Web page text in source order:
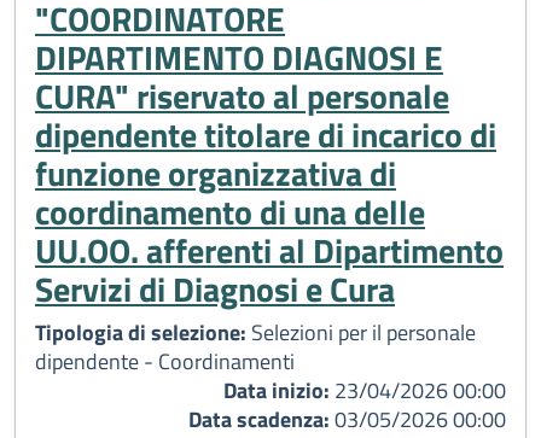
"COORDINATORE
DIPARTIMENTO DIAGNOSI E
CURA" riservato al personale
dipendente titolare di incarico di
funzione organizzativa di
coordinamento di una delle
UU.OO. afferenti al Dipartimento
Servizi di Diagnosi e Cura
Tipologia di selezione: Selezioni per il personale
dipendente - Coordinamenti
Data inizio: 23/04/2026 00:00
Data scadenza:03/05/2026 00:00